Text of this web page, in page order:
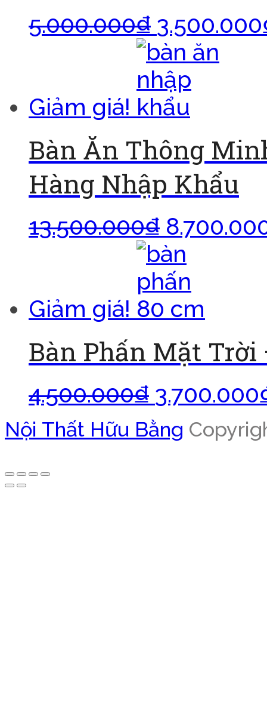
5.000.000₫ 3.500.000
Giảm giá!
Bàn Ăn Thông
Hàng Nhập Khẩu
13.500.000₫
Giảm giá!
Bàn Phấn Mặt Trời
4.500.000₫ 3.700.000
Nội Thất Hữu Bằng